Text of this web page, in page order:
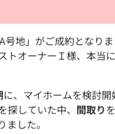
地」がご成約となりま
トオーナーＩ様、本当
に、マイホームを検討開
探していた中、 間取り
ました。